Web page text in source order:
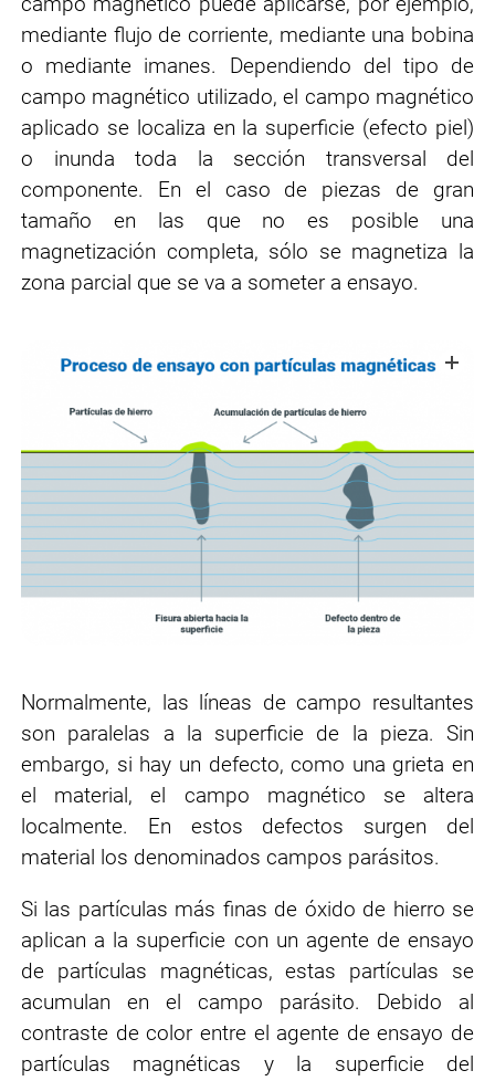
mediante flujo de corriente, mediante una bobina
o mediante imanes. Dependiendo del tipo de
campo magnético utilizado, el campo magnético
aplicado se localiza en la superficie (efecto piel)
o inunda toda la sección transversal del
componente. En el caso de piezas de gran
tamaño en las que no es posible una
magnetización completa, sólo se magnetiza la
zona parcial que se va a someter a ensayo.
Normalmente, las líneas de campo resultantes
son paralelas a la superficie de la pieza. Sin
embargo, si hay un defecto, como una grieta en
el material, el campo magnético se altera
localmente. En estos defectos surgen del
material los denominados campos parásitos.
Si las partículas más finas de óxido de hierro se
aplican a la superficie con un agente de ensayo
de partículas magnéticas, estas partículas se
acumulan en el campo parásito. Debido al
contraste de color entre el agente de ensayo de
partículas magnéticas y la superficie del